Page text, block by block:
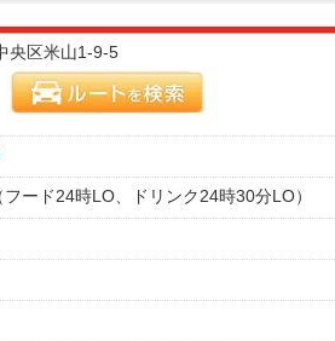
央区米山1-9-5
ード24時LO、ドリンク24時30分LO）